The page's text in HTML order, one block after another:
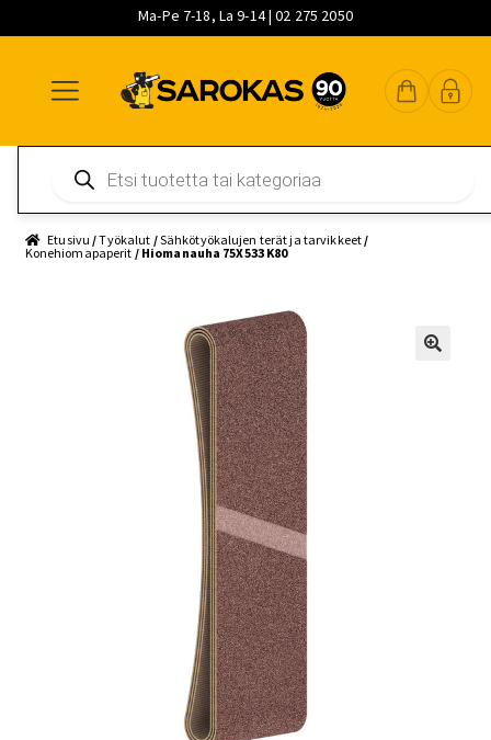
Ma-Pe 7-18, La 9-14 | 02 275 2050
navigointiin
sisältöön
pääsisältöön
search
Etusivu /Työkalut /Sähkötyökalujen terät ja tarvikkeet /
Konehiomapaperit / Hiomanauha 75X533 K80